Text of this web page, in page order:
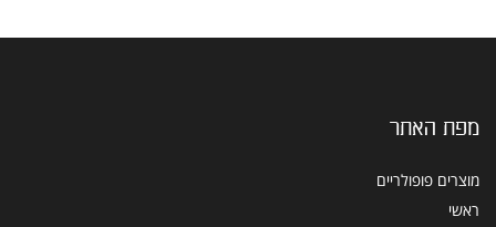
מפת האתר
מוצרים פופולריים
ראשי